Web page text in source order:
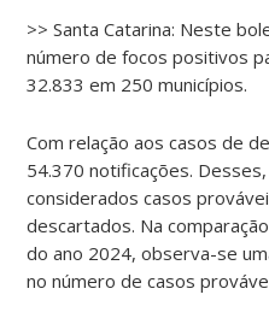
>> Santa Catarina: Neste
número de focos positivos
32.833 em 250 municípios.
Com relação aos casos de
54.370 notificações.
considerados casos
descartados. Na
do ano 2024, observa-se
no número de casos